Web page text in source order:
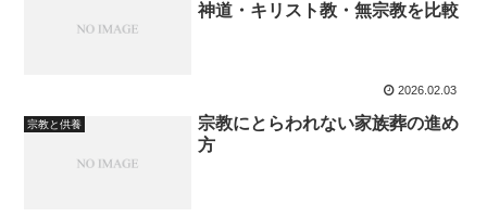
神道・キリスト教・無宗教を比較
2026.02.03
宗教と供養
宗教にとらわれない家族葬の進め
方